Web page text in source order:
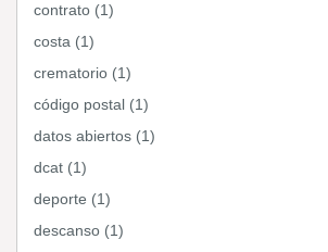
contrato (1)
costa (1)
crematorio (1)
código postal (1)
datos abiertos (1)
dcat (1)
deporte (1)
descanso (1)